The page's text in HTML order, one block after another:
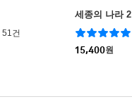
51건
세종의 나라 2
15,400원